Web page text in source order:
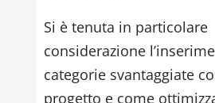
Si è tenuta in particolare
considerazione
categorie svantaggiate
progetto e come